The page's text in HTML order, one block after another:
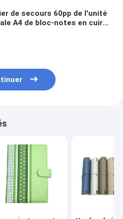
de secours 60pp de l'unité
A4 de bloc-notes en cuir